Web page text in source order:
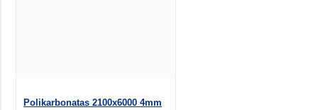
Polikarbonatas 2100x6000 4mm